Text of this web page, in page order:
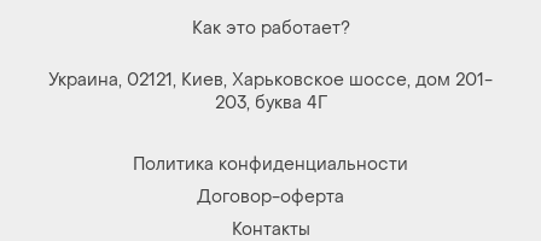
Политика конфиденциальности
Контакты